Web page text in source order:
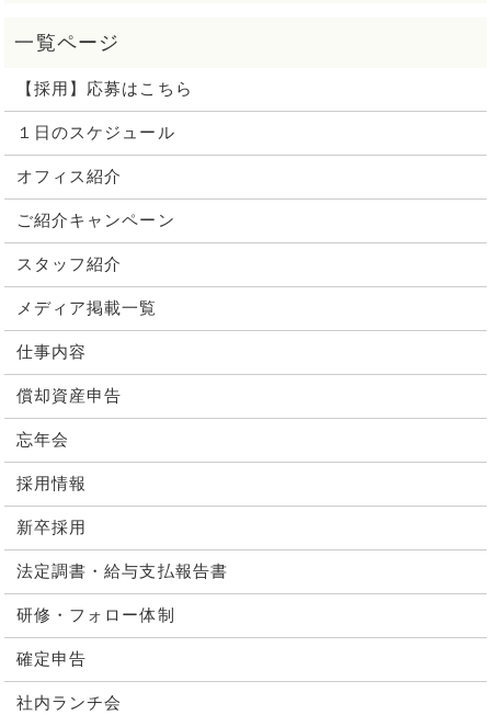
【採用】応募はこちら
１日のスケジュール
オフィス紹介
ご紹介キャンペーン
スタッフ紹介
メディア掲載一覧
仕事内容
償却資産申告
忘年会
採用情報
新卒採用
法定調書・給与支払報告書
研修・フォロー体制
確定申告
社内ランチ会